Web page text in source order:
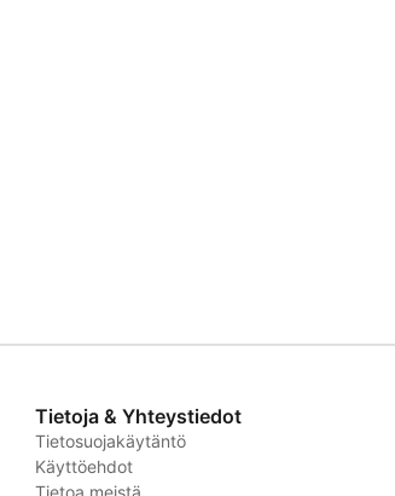
Tietoja & Yhteystiedot
Tietosuojakäytäntö
Käyttöehdot
Tietoa meistä